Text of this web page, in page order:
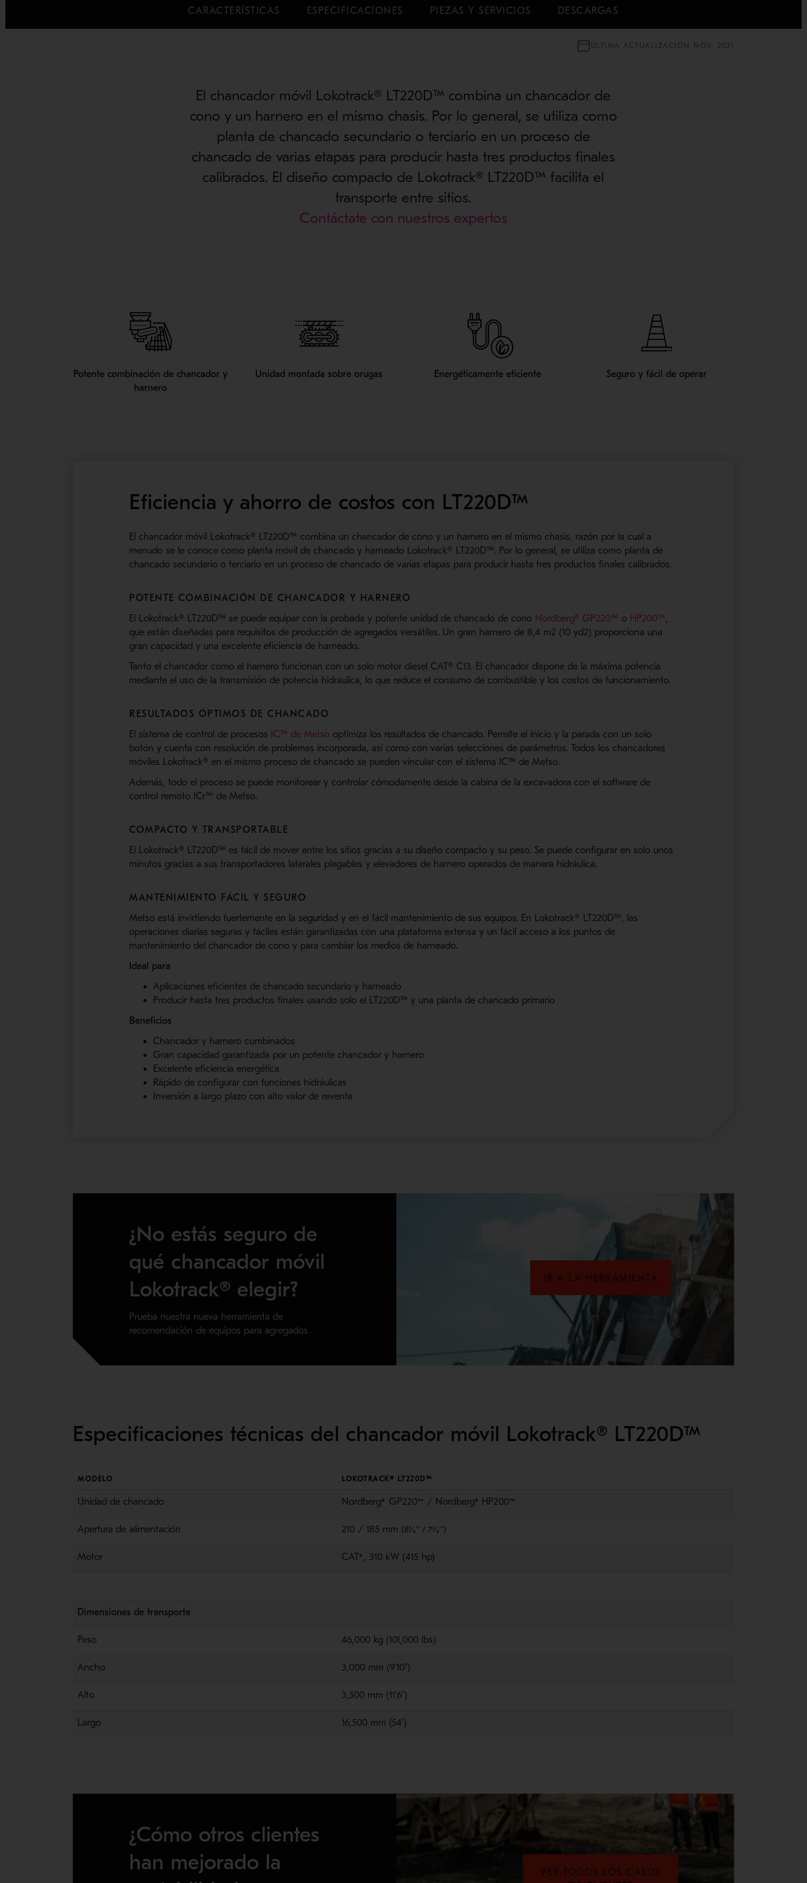
CARACTERÍSTICAS ESPECIFICACIONES PIEZAS Y SERVICIOS DESCARGAS
ÚLTIMA ACTUALIZACIÓN NOV. 2021
El chancador móvil Lokotrack® LT220D™ combina un chancador de
cono y un harnero en el mismo chasis. Por lo general, se utiliza como
planta de chancado secundario o terciario en un proceso de
chancado de varias etapas para producir hasta tres productos finales
calibrados. El diseño compacto de Lokotrack® LT220D™ facilita el
transporte entre sitios.
Contáctate con nuestros expertos
Potente combinación de chancador y
harnero
Unidad montada sobre orugas Energéticamente eficiente Seguro y fácil de operar
Eficiencia y ahorro de costos con LT220D™
El chancador móvil Lokotrack® LT220D™ combina un chancador de cono y un harnero en el mismo chasis, razón por la cual a
menudo se le conoce como planta móvil de chancado y harneado Lokotrack® LT220D™. Por lo general, se utiliza como planta de
chancado secundario o terciario en un proceso de chancado de varias etapas para producir hasta tres productos finales calibrados.
POTENTE COMBINACIÓN DE CHANCADOR Y HARNERO
El Lokotrack® LT220D™ se puede equipar con la probada y potente unidad de chancado de cono Nordberg® GP220™ o HP200™,
que están diseñadas para requisitos de producción de agregados versátiles. Un gran harnero de 8,4 m2 (10 yd2) proporciona una
gran capacidad y una excelente eficiencia de harneado.
Tanto el chancador como el harnero funcionan con un solo motor diesel CAT® C13. El chancador dispone de la máxima potencia
mediante el uso de la transmisión de potencia hidráulica, lo que reduce el consumo de combustible y los costos de funcionamiento.
RESULTADOS ÓPTIMOS DE CHANCADO
El sistema de control de procesos
IC™ de Metso optimiza los resultados de chancado. Permite el inicio y la parada con un solo
botón y cuenta con resolución de problemas incorporada, así como con varias selecciones de parámetros. Todos los chancadores
móviles Lokotrack® en el mismo proceso de chancado se pueden vincular con el sistema IC™ de Metso.
Además, todo el proceso se puede monitorear y controlar cómodamente desde la cabina de la excavadora con el software de
control remoto ICr™ de Metso.
COMPACTO Y TRANSPORTABLE
El Lokotrack® LT220D™ es fácil de mover entre los sitios gracias a su diseño compacto y su peso. Se puede configurar en solo unos
minutos gracias a sus transportadores laterales plegables y elevadores de harnero operados de manera hidráulica.
MANTENIMIENTO FÁCIL Y SEGURO
Metso está invirtiendo fuertemente en la seguridad y en el fácil mantenimiento de sus equipos. En Lokotrack® LT220D™, las
operaciones diarias seguras y fáciles están garantizadas con una plataforma extensa y un fácil acceso a los puntos de
mantenimiento del chancador de cono y para cambiar los medios de harneado.
Ideal para
Aplicaciones eficientes de chancado secundario y harneado
Producir hasta tres productos finales usando solo el LT220D™ y una planta de chancado primario
Beneficios
Chancador y harnero combinados
Gran capacidad garantizada por un potente chancador y harnero
Excelente eficiencia energética
Rápido de configurar con funciones hidráulicas
Inversión a largo plazo con alto valor de reventa
¿No estás seguro de
qué chancador móvil
Lokotrack® elegir?
Prueba nuestra nueva herramienta de
recomendación de equipos para agregados
IR A LA HERRAMIENTA
Especificaciones técnicas del chancador móvil Lokotrack® LT220D™
MODELO LOKOTRACK® LT220D™
Unidad de chancado Nordberg® GP220™ / Nordberg® HP200™
Apertura de alimentación 210 / 185 mm (8⅟₄’’ / 7⅟₄’’)
Motor CAT ® , 310 kW (415 hp)
Dimensiones de transporte
Peso 46,000 kg (101,000 lbs)
Ancho 3,000 mm (9'10")
Alto 3,500 mm (11'6")
Largo 16,500 mm (54')
¿Cómo otros clientes
han mejorado la
VER TODOS LOS CASOS